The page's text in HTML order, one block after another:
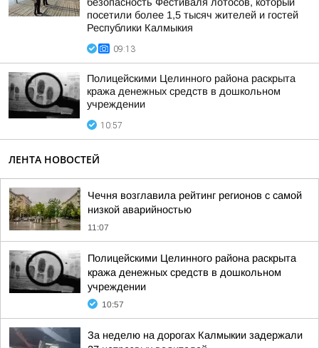
посетили более 1,5 тысяч жителей и гостей
Республики Калмыкия
09:13
Полицейскими Целинного района раскрыта
кража денежных средств в дошкольном
учреждении
10:57
ЛЕНТА НОВОСТЕЙ
Чечня возглавила рейтинг регионов с самой
низкой аварийностью
11:07
Полицейскими Целинного района раскрыта
кража денежных средств в дошкольном
учреждении
10:57
За неделю на дорогах Калмыкии задержали